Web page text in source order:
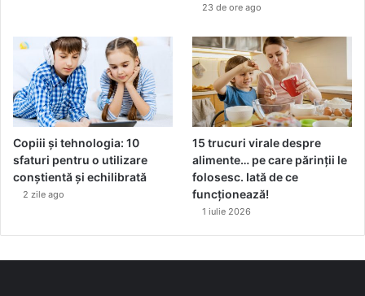
23 de ore ago
Copiii și tehnologia: 10
sfaturi pentru o utilizare
conștientă și echilibrată
2 zile ago
15 trucuri virale despre
alimente… pe care părinții le
folosesc. Iată de ce
funcționează!
1 iulie 2026